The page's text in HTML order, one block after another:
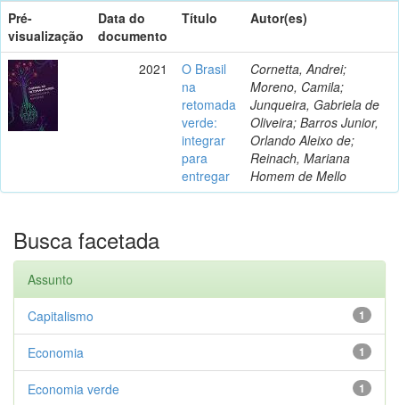
Pré-
visualização
Data do
documento
Título Autor(es)
2021
O Brasil
na
retomada
verde:
integrar
para
entregar
Cornetta, Andrei;
Moreno, Camila;
Junqueira, Gabriela de
Oliveira; Barros Junior,
Orlando Aleixo de;
Reinach, Mariana
Homem de Mello
Busca facetada
Assunto
1
Capitalismo
1
Economia
1
Economia verde